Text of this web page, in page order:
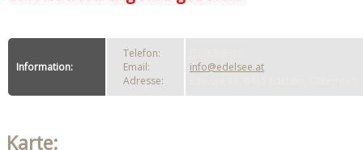
Information:
Telefon:
Email:
Adresse:
info@edelsee.at
Karte: